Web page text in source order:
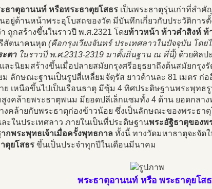
ธาตุอานนท์ หรือพระธาตุยโสธร เป็นพระธาตุรุ่นเก่าที่สำ
อยู่ด้านหน้าพระอุโบสถของวัด มีบันทึกเกี่ยวกับประวัติการ
ถูกสร้างขึ้นในราวปี พ.ศ.2321 โดยท้าวหน้า ท้าวคำสิงห์ ท้
สัตนาคนหุต (คือกรุงเวียงจันทร์ ประเทศลาวในปัจจุบัน โด
ะตาในราวปี พ.ศ.2313-2319 มาตั้งถิ่นฐาน ณ ที่นี้) ด้วยศิลป
ละนิยมสร้างขึ้นเมื่อปลายสมัยกรุงศรีอยุธยาถึงต้นสมัยกรุง
ม ลักษณะฐานเป็นรูปสี่เหลี่ยมจัตุรัส ยาวด้านละ 81 เมตร ก่
ย เหนือขึ้นไปเป็นเรือนธาตุ มีซุ้ม 4 ทิศประดิษฐานพระพุทธ
งคล้ายพระธาตุพนม มียอดปลีเล็กแซมทั้ง 4 ด้าน ยอดกลา
งคล้ายกับพระธาตุก่องข้าวน้อย ซึ่งเป็นลักษณะของพระธ
ะในประเทศลาว ภายในเป็นที่ประดิษฐานพระอัฐิธาตุของพ
กพระพุทธเจ้าเมื่อครั้งพุทธกาล ทั้งนี้ ทางวัดมหาธาตุจะจัด
ตุยโสธร ขึ้นเป็นประจำทุกปีในเดือนมีนาคม
พระธาตุอานนท์ หรือ พระธาตุยโส